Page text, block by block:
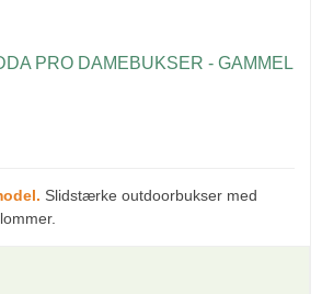
PRO DAMEBUKSER - GAMMEL
Slidstærke outdoorbukser med